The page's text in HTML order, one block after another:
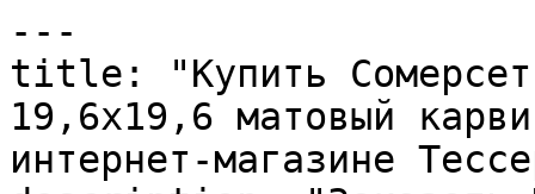
---
title: "Купить Сомерсет
19,6х19,6 матовый
интернет-магазине